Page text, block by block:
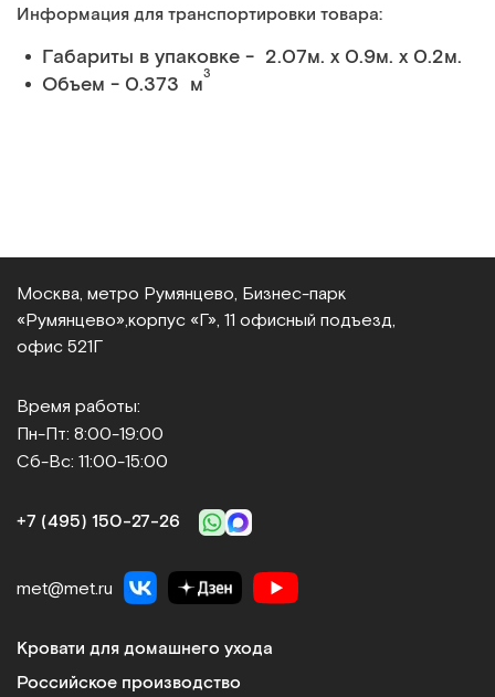
Информация для транспортировки товара:
Габариты в упаковке - 2.07м. x 0.9м. x 0.2м.
Объем - 0.373 м3
Москва, метро Румянцево, Бизнес‑парк
«Румянцево», корпус «Г», 11 офисный подъезд,
офис 521Г
Время работы:
Пн-Пт: 8:00-19:00
Сб-Вс: 11:00-15:00
+7 (495) 150‑27‑26
met@met.ru
Кровати для домашнего ухода
Российское производство